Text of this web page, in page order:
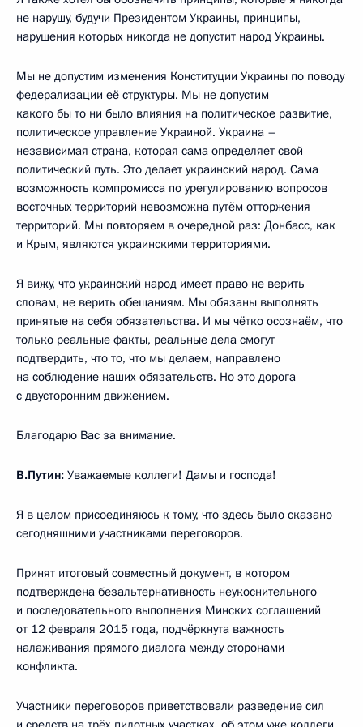
не нарушу, будучи Президентом Украины, принципы,
нарушения которых никогда не допустит народ Украины.
Мы не допустим изменения Конституции Украины по поводу
федерализации её структуры. Мы не допустим
какого бы то ни было влияния на политическое развитие,
политическое управление Украиной. Украина –
независимая страна, которая сама определяет свой
политический путь. Это делает украинский народ. Сама
возможность компромисса по урегулированию вопросов
восточных территорий невозможна путём отторжения
территорий. Мы повторяем в очередной раз: Донбасс, как
и Крым, являются украинскими территориями.
Я вижу, что украинский народ имеет право не верить
словам, не верить обещаниям. Мы обязаны выполнять
принятые на себя обязательства. И мы чётко осознаём, что
только реальные факты, реальные дела смогут
подтвердить, что то, что мы делаем, направлено
на соблюдение наших обязательств. Но это дорога
с двусторонним движением.
Благодарю Вас за внимание.
В.Путин: Уважаемые коллеги! Дамы и господа!
Я в целом присоединяюсь к тому, что здесь было сказано
сегодняшними участниками переговоров.
Принят итоговый совместный документ, в котором
подтверждена безальтернативность неукоснительного
и последовательного выполнения Минских соглашений
от 12 февраля 2015 года, подчёркнута важность
налаживания прямого диалога между сторонами
конфликта.
Участники переговоров приветствовали разведение сил